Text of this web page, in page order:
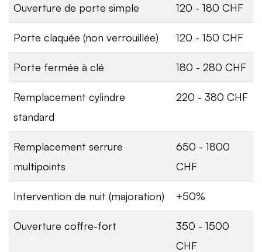
Ouverture de porte simple 120 - 180 CHF
Porte claquée (non verrouillée) 120 - 150 CHF
Porte fermée à clé 180 - 280 CHF
Remplacement cylindre
standard
220 - 380 CHF
Remplacement serrure
multipoints
650 - 1800
CHF
Intervention de nuit (majoration) +50%
Ouverture coffre-fort
350 - 1500
CHF